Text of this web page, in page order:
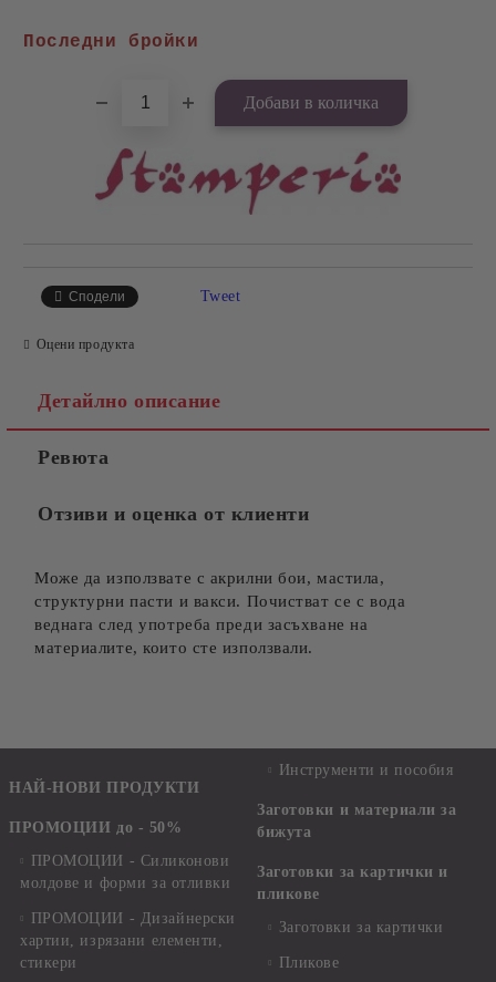
Последни бройки
Сподели Tweet
Оцени продукта
Детайлно описание
Ревюта
Отзиви и оценка от клиенти
Може да използвате с акрилни бои, мастила,
структурни пасти и вакси. Почистват се с вода
веднага след употреба преди засъхване на
материалите, които сте използвали.
НАЙ-НОВИ ПРОДУКТИ
ПРОМОЦИИ до - 50%
ПРОМОЦИИ - Силиконови
молдове и форми за отливки
ПРОМОЦИИ - Дизайнерски
хартии, изрязани елементи,
стикери
Инструменти и пособия
Заготовки и материали за
бижута
Заготовки за картички и
пликове
Заготовки за картички
Пликове